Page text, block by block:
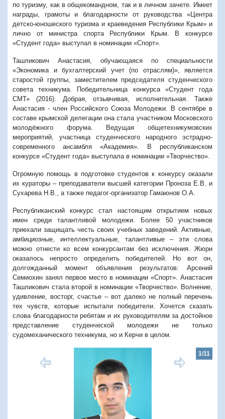
по туризму, как в общекомандном, так и в личном зачете. Имеет
награды, грамоты и благодарности от руководства «Центра
детско-юношеского туризма и краеведения Республики Крым» и
лично от министра спорта Республики Крым. В конкурсе
«Студент года» выступал в номинации «Спорт».
Ташликович Анастасия, обучающаяся по специальности
«Экономика и бухгалтерский учет (по отраслям)», является
старостой группы, заместителем председателя студенческого
совета техникума. Победительница конкурса «Студент года
СМТ» (2016). Добрая, отзывчивая, исполнительная. Также
Анастасия - член Российского Союза Молодежи. В сентябре в
составе крымской делегации она стала участником Московского
молодёжного форума. Ведущая общетехникумовских
мероприятий, участница студенческого народного эстрадно-
современного ансамбля «Академия». В республиканском
конкурсе «Студент года» выступала в номинации «Творчество».
Огромную помощь в подготовке студентов к конкурсу оказали
их кураторы – преподаватели высшей категории Проноза Е.В. и
Сухарева Н.В., а также педагог-организатор Гамаюнов О.А.
Республиканский конкурс стал настоящим открытием новых
имен среди талантливой молодежи. Более 50 участников
приехали защищать честь своих учебных заведений. Активные,
амбициозные, интеллектуальные, талантливые – эти слова
можно отнести ко всем конкурсантам без исключения. Жюри
оказалось непросто определить победителей. Но вот он,
долгожданный момент объявления результатов: Арсений
Семиохин занял первое место в номинации «Спорт». Анастасия
Ташликович стала второй в номинации «Творчество». Волнение,
удивление, восторг, счастье – вот далеко не полный перечень
тех чувств, которые испытали победители. Хочется сказать
слова благодарности ребятам и их руководителям за достойное
представление студенческой молодежи не только
cудомеханического техникума, но и Керчи в целом.
1/11